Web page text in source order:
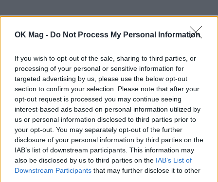
OK Mag - Do Not Process My Personal Information
If you wish to opt-out of the sale, sharing to third parties, or
processing of your personal or sensitive information for
targeted advertising by us, please use the below opt-out
section to confirm your selection. Please note that after your
opt-out request is processed you may continue seeing
interest-based ads based on personal information utilized by
us or personal information disclosed to third parties prior to
your opt-out. You may separately opt-out of the further
disclosure of your personal information by third parties on the
IAB’s list of downstream participants. This information may
also be disclosed by us to third parties on the IAB’s List of
Downstream Participants that may further disclose it to other
Αθηνά Οικονομάκου
ηθοποιούς και entrepreneurs. Με τεράστια
επιρροή στα social media και ξεχωριστό στυλ, η
Αθηνά εκπροσωπεί τη σύγχρονη, δυναμική
Ελληνίδα που ισορροπεί με επιτυχία ανάμεσα
στην υποκριτική, τις επιχειρήσεις και την
οικογένεια.
Μαρία Μενούνος (Maria Menounos)